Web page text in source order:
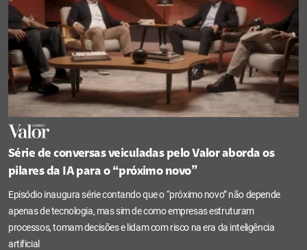
Série de conversas veiculadas pelo Valor aborda os
pilares da IA para o “próximo novo”
Episódio inaugura série contando que o “próximo novo” não depende
apenas de tecnologia, mas sim de como empresas estruturam
processos, tomam decisões e lidam com risco na era da inteligência
artificial